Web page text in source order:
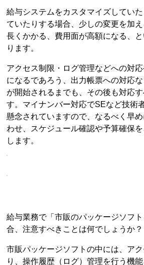
給与システムをカスタマイズしてい
ていたりする場合、少しの変更を加
長くかかる、費用面が高額になる、
ります。
アクセス制限・ログ管理などへの対
になるであろう、出力帳票への対応
が開始されるまでも、その後も対応
す。マイナンバー対応でSEなど技術
懸念されていますので、なるべく早
わせ、スケジュール確認や予算確保
します。
給与業務で「市販のパッケージソフ
合、注意すべきことは何でしょうか？
市販パッケージソフトの中には、ア
り、操作履歴（ログ）管理を行う機